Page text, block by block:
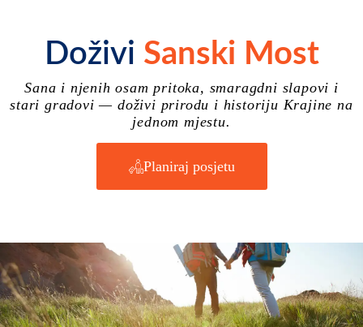
Doživi Sanski Most
Sana i njenih osam pritoka, smaragdni slapovi i
stari gradovi — doživi prirodu i historiju Krajine na
jednom mjestu.
Planiraj posjetu